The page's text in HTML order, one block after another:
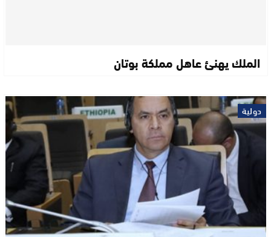
الملك يهنئ عاهل مملكة بوتان
دولية